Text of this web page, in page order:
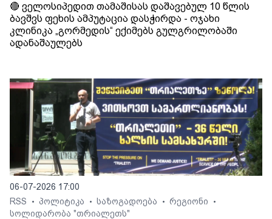
🔴 ველოსიპედით თამაშისას დაშავებულ 10 წლის
ბავშვს ფეხის ამპუტაცია დასჭირდა - ოჯახი
კლინიკა „გორმედის“ ექიმებს გულგრილობაში
ადანაშაულებს
06-07-2026 17:00
RSS
• პოლიტიკა • საზოგადოება • რეგიონი •
სოლიდარობა "თრიალეთს"